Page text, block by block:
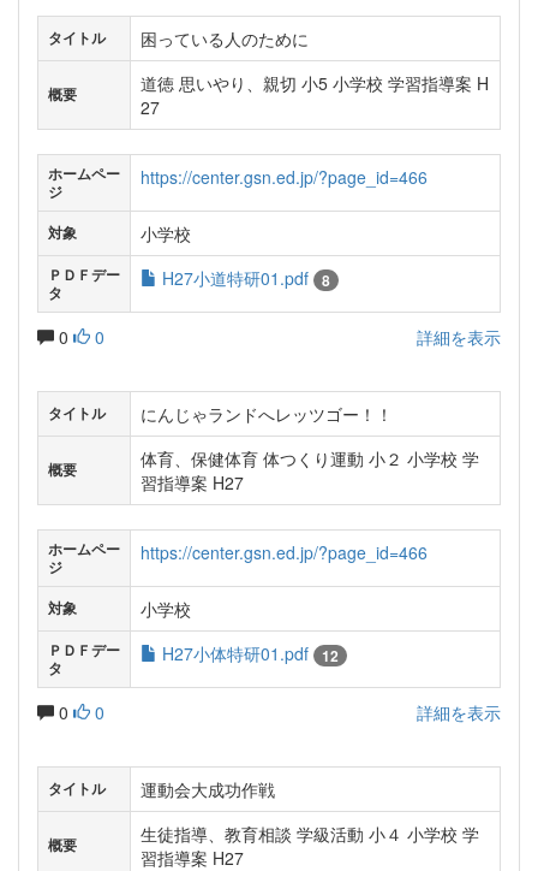
タイトル 困っている人のために
概要
道徳 思いやり、親切 小5 小学校 学習指導案 H
27
ホームペー
ジ
https://center.gsn.ed.jp/?page_id=466
対象 小学校
ＰＤＦデー
タ
H27小道特研01.pdf 8
0 0 詳細を表示
タイトル にんじゃランドへレッツゴー！！
概要
体育、保健体育 体つくり運動 小２ 小学校 学
習指導案 H27
ホームペー
ジ
https://center.gsn.ed.jp/?page_id=466
対象 小学校
ＰＤＦデー
タ
H27小体特研01.pdf 12
0 0 詳細を表示
タイトル 運動会大成功作戦
概要
生徒指導、教育相談 学級活動 小４ 小学校 学
習指導案 H27